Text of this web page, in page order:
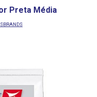
Preta Média